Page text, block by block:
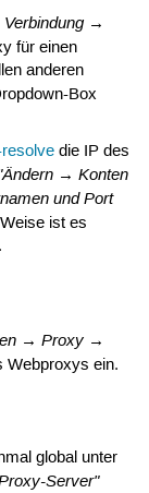
→
für einen
anderen
Box
die IP des
→ Konten
und Port
ist es
→ Proxy →
Webproxys ein.
global unter
Server"